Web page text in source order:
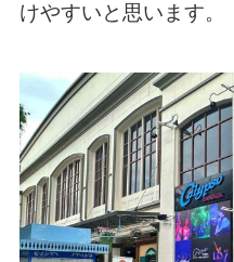
けやすいと思います。